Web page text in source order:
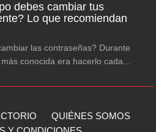
debes cambiar tus
Lo que recomiendan
las contraseñas? Durante
conocida era hacerlo cada...
QUIÉNES SOMOS